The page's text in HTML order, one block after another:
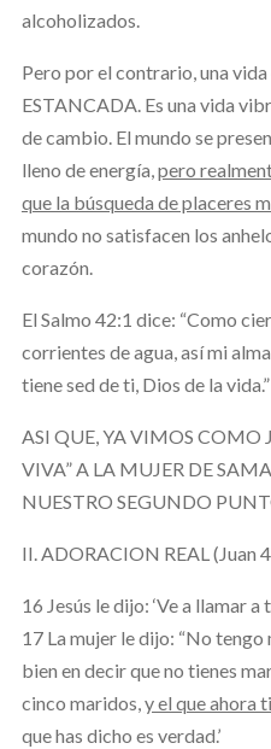
alcoholizados.
Pero por el contrario, una
ESTANCADA. Es una vida
de cambio. El mundo se
lleno de energía,pero
que la búsqueda de placeres
mundo no satisfacen los
corazón.
El Salmo 42:1 dice: “Como
corrientes de agua, así mi
tiene sed de ti, Dios de la vida.”
ASI QUE, YA VIMOS COMO
VIVA” A LA MUJER DE
NUESTRO SEGUNDO
II. ADORACION REAL (Juan
16 Jesús le dijo: ‘Ve a llamar a
17 La mujer le dijo: “No tengo
bien en decir que no tienes
cinco maridos,y el que ahora
que has dicho es verdad.’